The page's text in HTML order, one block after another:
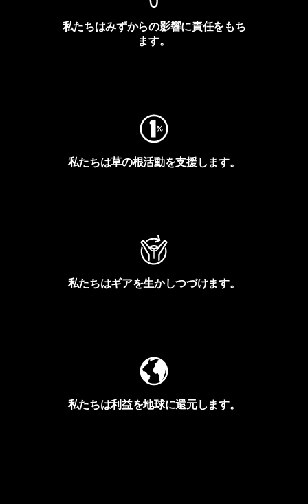
私たちはみずからの影響に責任をもち
ます。
私たちは草の根活動を支援します。
私たちはギアを生かしつづけます。
私たちは利益を地球に還元します。